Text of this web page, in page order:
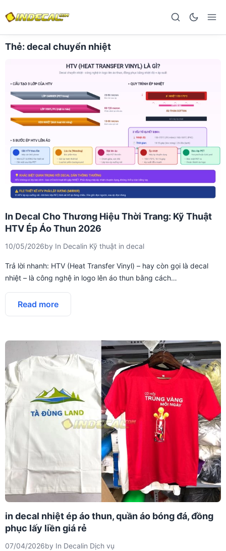
Thẻ: decal chuyển nhiệt
In Decal Cho Thương Hiệu Thời Trang: Kỹ Thuật
HTV Ép Áo Thun 2026
10/05/2026by In Decalin Kỹ thuật in decal
Trả lời nhanh: HTV (Heat Transfer Vinyl) – hay còn gọi là decal
nhiệt – là công nghệ in logo lên áo thun bằng cách…
Read more
in decal nhiệt ép áo thun, quần áo bóng đá, đồng
phục lấy liền giá rẻ
07/04/2026by In Decalin Dịch vụ